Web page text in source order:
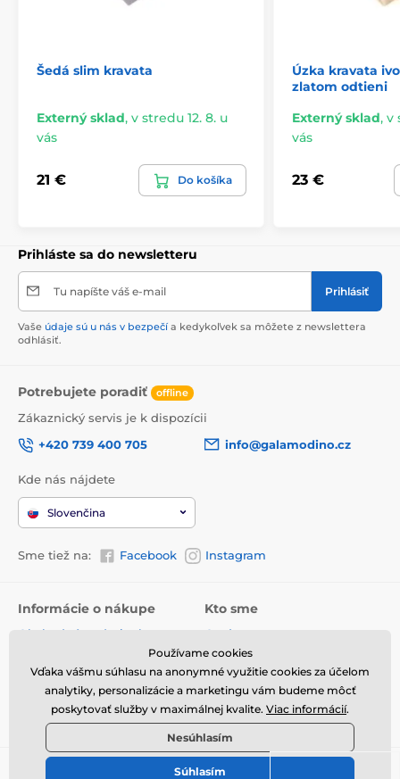
Šedá slim kravata
Externý sklad, v stredu 12. 8. u
vás
21 € Do košíka
Úzka kravata
zlatom odtieni
Externý sklad, v
vás
23 €
Prihláste sa do newsletteru
Tu napíšte váš e-mail Prihlásiť
Vaše údaje sú u nás v bezpečí a kedykoľvek sa môžete z newslettera
odhlásiť.
Potrebujete poradiť offline
Zákaznický servis je k dispozícii
+420 739 400 705
info@galamodino.cz
Kde nás nájdete
Slovenčina
Sme tiež na: Facebook Instagram
Informácie o nákupe
Obchodné podmienky
Vrátenie tovaru a reklamácie
Online vrátenie a reklamácia
Kto sme
O nás
Kontaktné údaje
Ochrana osobných údajov
Spolupráca s Galamodino
© 2026 www.galamodino.sk ⦁ E-shop vytvorila
Používame cookies
Vďaka vášmu súhlasu na anonymné využitie cookies za účelom
analytiky, personalizácie a marketingu vám budeme môcť
poskytovať služby v maximálnej kvalite. Viac informácií.
Nesúhlasím
Súhlasím